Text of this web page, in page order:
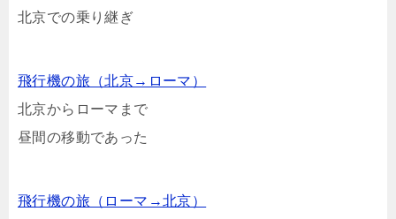
北京での乗り継ぎ
飛行機の旅（北京→ローマ）
北京からローマまで
昼間の移動であった
飛行機の旅（ローマ→北京）